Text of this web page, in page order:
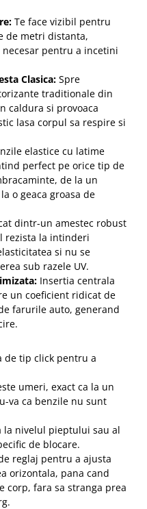
Te face vizibil pentru
de metri distanta,
pentru a incetini
Clasica: Spre
traditionale din
caldura si provoaca
lasa corpul sa respire si
elastice cu latime
perfect pe orice tip de
de la un
o geaca groasa de
dintr-un amestec robust
rezista la intinderi
si nu se
sub razele UV.
Insertia centrala
un coeficient ridicat de
farurile auto, generand
de tip click pentru a
umeri, exact ca la un
va ca benzile nu sunt
la nivelul pieptului sau al
de blocare.
reglaj pentru a ajusta
orizontala, pana cand
corp, fara sa stranga prea